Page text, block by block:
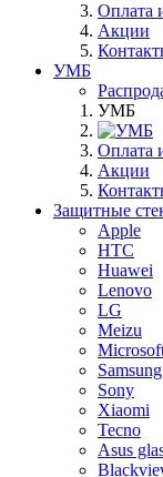
Оплата
Акции
УМБ
УМБ
Оплата
Акции
Защитные
Apple
HTC
Huawei
Lenovo
LG
Meizu
Samsung
Sony
Xiaomi
Tecno
Asus